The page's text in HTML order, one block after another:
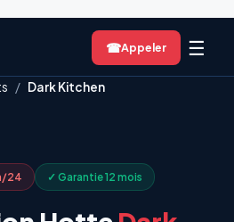
☎ ☰
/ Dark Kitchen
24 ✓ Garantie 12 mois